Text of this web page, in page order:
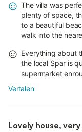
The villa was
plenty of space,
to a beautiful
walk into the
Everything about
the local Spar is
supermarket
Vertalen
Lovely house,